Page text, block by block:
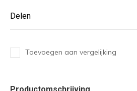
Delen
Toevoegen aan vergelijking
Productomschrijving